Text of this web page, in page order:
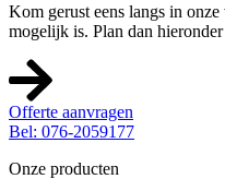
Kom gerust eens langs in
mogelijk is. Plan dan hieronder
Offerte aanvragen
Bel: 076-2059177
Onze producten